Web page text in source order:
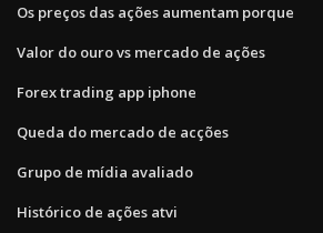
Os preços das ações aumentam porque
Valor do ouro vs mercado de ações
Forex trading app iphone
Queda do mercado de acções
Grupo de mídia avaliado
Histórico de ações atvi